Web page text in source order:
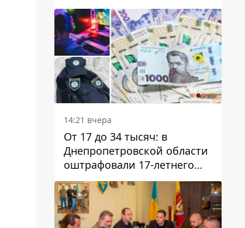
14:21 вчера
От 17 до 34 тысяч: в
Днепропетровской области
оштрафовали 17-летнего
парня за развлекательный
стрим в полицейской
форме